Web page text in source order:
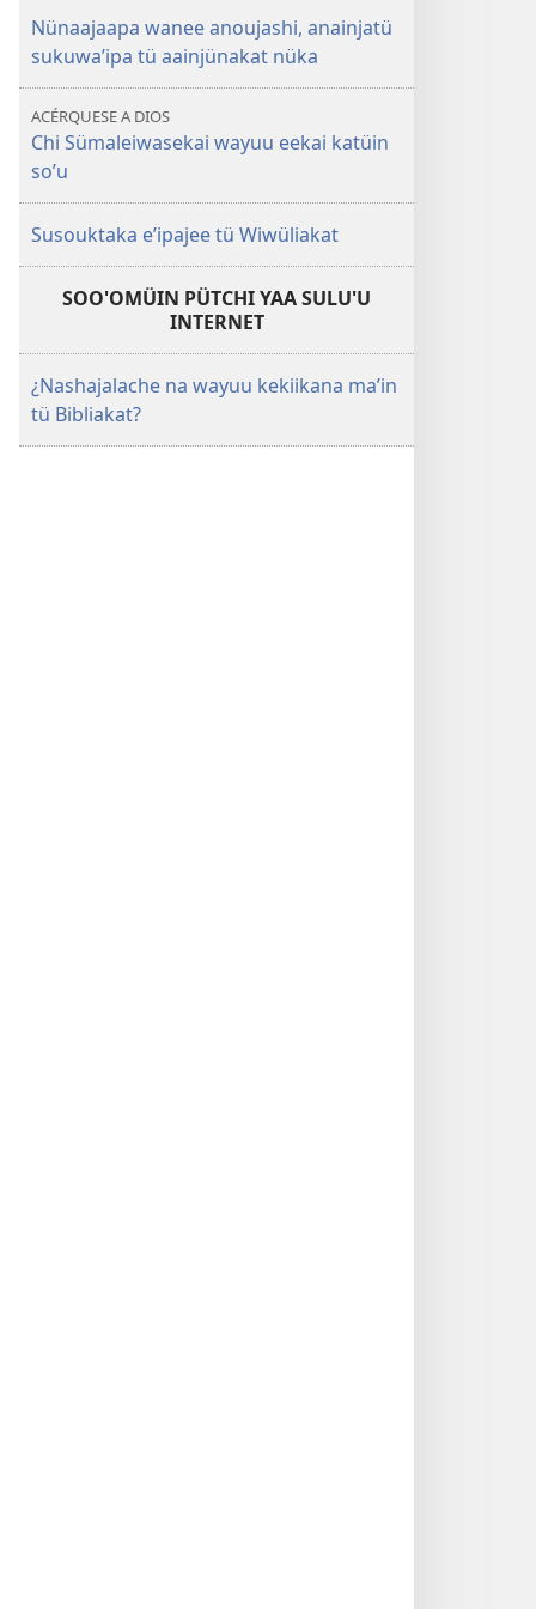
Nünaajaapa wanee anoujashi, anainjatü
sukuwaʼipa tü aainjünakat nüka
ACÉRQUESE A DIOS
Chi Sümaleiwasekai wayuu eekai katüin
soʼu
Susouktaka eʼipajee tü Wiwüliakat
SOO'OMÜIN PÜTCHI YAA SULU'U
INTERNET
¿Nashajalache na wayuu kekiikana maʼin
tü Bibliakat?